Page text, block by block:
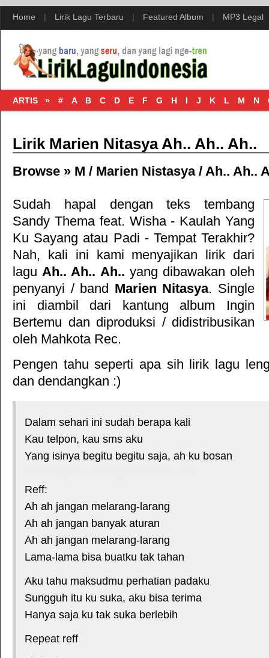
Home | Lirik Lagu Terbaru | Featured Album | MP3 Legal
ARTIS » # A B C D E F G H I J K L M N
Lirik Marien Nitasya Ah.. Ah.. Ah..
Browse » M / Marien Nistasya/ Ah.. Ah..
Sudah hapal dengan teks tembang
Sandy Thema feat. Wisha - Kaulah Yang
Ku Sayang atau Padi - Tempat Terakhir?
Nah, kali ini kami menyajikan lirik dari
lagu Ah.. Ah.. Ah.. yang dibawakan oleh
penyanyi / band Marien Nitasya. Single
ini diambil dari kantung album Ingin
Bertemu dan diproduksi / didistribusikan
oleh Mahkota Rec.
Pengen tahu seperti apa sih lirik lagu
dan dendangkan :)
Dalam sehari ini sudah berapa kali
Kau telpon, kau sms aku
Yang isinya begitu begitu saja, ah ku bosan
Reff:
Ah ah jangan melarang-larang
Ah ah jangan banyak aturan
Ah ah jangan melarang-larang
Lama-lama bisa buatku tak tahan
Aku tahu maksudmu perhatian padaku
Sungguh itu ku suka, aku bisa terima
Hanya saja ku tak suka berlebih
Repeat reff